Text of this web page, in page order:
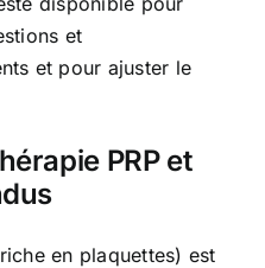
et
et pour ajuster le
PRP et
en plaquettes) est